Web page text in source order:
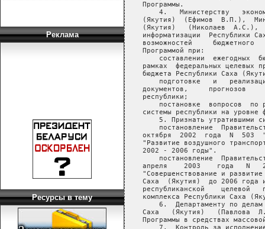
Реклама
Ресурсы в тему